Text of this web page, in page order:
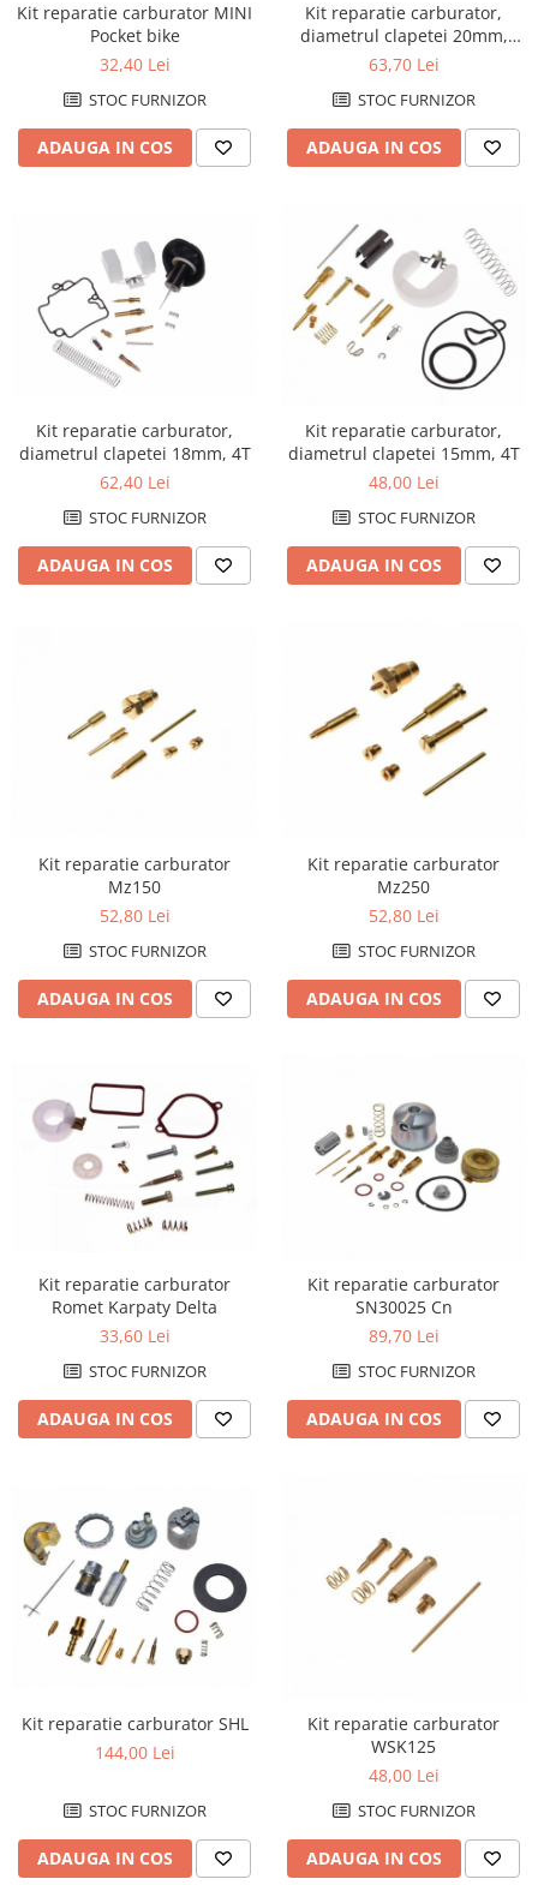
Top case
Top case
Accesorii cutii Shad
Cutii capace colorate
Cutii laterale Shad
Genti rezervor Shad
Genti soft Shad
Genti TERRA Shad
Kituri de prindere Shad
Top Case Shad
Rucsac
Chingi / Plase bagaj
Lama zapada
Prelata moto/atv/snow
Accesorii
Carlige & Suporti
Remorci & Utile
Trolii & Suporti
Suporti ATV & UTV
Suporti telefon & Audio
Evacuari universale
Evacuări Mivv
Evacuări G.P.R.
Evacuări Storm
Evacuari HLP
Accesorii
Banda termica
Filtru de fum
Kit tuning
Prindere
Protecții galerie
Silentiator / Dbkiller
Ghidoane & Control
Adaptoare
Amortizor ghidon
Cabluri
Capete ghidon
Kit reparatie carburator MINI
Pocket bike
32,40 Lei
STOC FURNIZOR
ADAUGA IN COS
Kit reparatie carburator,
diametrul clapetei 20mm,
diametrul membranei 52mm,
63,70 Lei
STOC FURNIZOR
ADAUGA IN COS
Kit reparatie carburator,
diametrul clapetei 18mm, 4T
62,40 Lei
STOC FURNIZOR
ADAUGA IN COS
Kit reparatie carburator,
diametrul clapetei 15mm, 4T
48,00 Lei
STOC FURNIZOR
ADAUGA IN COS
Kit reparatie carburator
Mz150
52,80 Lei
STOC FURNIZOR
ADAUGA IN COS
Kit reparatie carburator
Mz250
52,80 Lei
STOC FURNIZOR
ADAUGA IN COS
Kit reparatie carburator
Romet Karpaty Delta
33,60 Lei
STOC FURNIZOR
ADAUGA IN COS
Kit reparatie carburator
SN30025 Cn
89,70 Lei
STOC FURNIZOR
ADAUGA IN COS
Kit reparatie carburator SHL
144,00 Lei
STOC FURNIZOR
ADAUGA IN COS
Kit reparatie carburator
WSK125
48,00 Lei
STOC FURNIZOR
ADAUGA IN COS